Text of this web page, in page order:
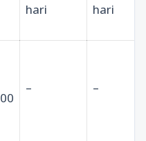
hari
hari
– –